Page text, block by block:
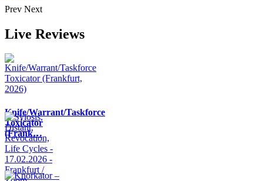
Prev Next
Live Reviews
Knife/Warrant/Taskforce
Toxicator
(Frank…